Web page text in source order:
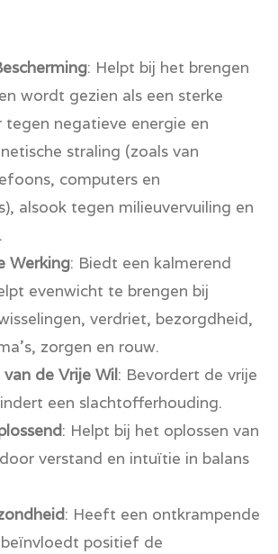
: Helpt bij het brengen
wordt gezien als een sterke
tegen negatieve energie en
straling (zoals van
computers en
alsook tegen milieuvervuiling en
Werking: Biedt een kalmerend
evenwicht te brengen bij
verdriet, bezorgdheid,
zorgen en rouw.
de Vrije Wil: Bevordert de vrije
een slachtofferhouding.
: Helpt bij het oplossen van
verstand en intuïtie in balans
: Heeft een ontkrampende
positief de